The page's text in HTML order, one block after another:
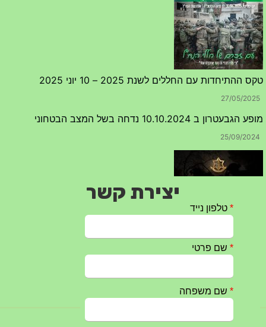
טקס ההתיחדות עם החללים לשנת 2025 – 10 יוני 2025
27/05/2025
מופע הגבעטרון ב 10.10.2024 נדחה בשל המצב הבטחוני
25/09/2024
חרבות ברזל – הודעה 1 – 14.10.2023
יצירת קשר